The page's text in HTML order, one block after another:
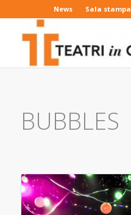
News Sala stampa
BUBBLES